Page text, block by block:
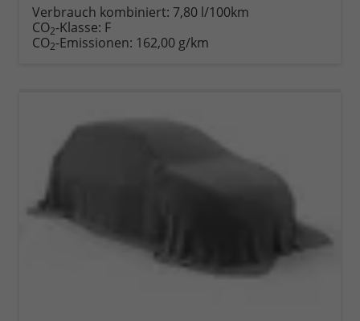
Verbrauch kombiniert: 7,80 l/100km
CO2-Klasse: F
CO2-Emissionen: 162,00 g/km